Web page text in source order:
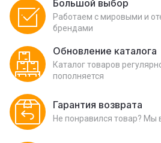
Большой выбор
Работаем с мировыми и
брендами
Обновление каталога
Каталог товаров
пополняется
Гарантия возврата
Не понравился товар? Мы